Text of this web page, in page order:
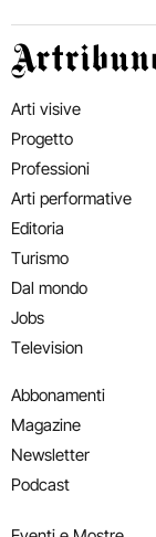
Artribune
Arti visive
Progetto
Professioni
Arti performative
Editoria
Turismo
Dal mondo
Jobs
Television
Abbonamenti
Magazine
Newsletter
Podcast